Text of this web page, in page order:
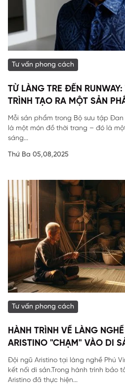
Tư vấn phong cách
TỪ LÀNG TRE ĐẾN
TRÌNH TẠO RA MỘT SẢN
Mỗi sản phẩm trong Bộ sưu tập
là một món đồ thời trang – đó là
sáng...
Thứ Ba 05,08,2025
Tư vấn phong cách
HÀNH TRÌNH VỀ LÀNG
ARISTINO "CHẠM" VÀO DI
Đội ngũ Aristino tại làng nghề Phú
kết nối di sản.Trong hành trình bảo
Aristino đã thực hiện...